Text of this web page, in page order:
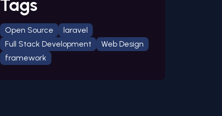
Tags
Open Source
laravel
Full Stack Development
Web Design
framework